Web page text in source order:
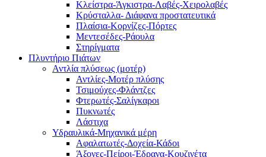
Κλείστρα-Άγκιστρα-Λαβές-Χειρολαβές
Κρύσταλλα- Διάφανα προστατευτικά
Πλαίσια-Κορνίζες-Πόρτες
Μεντεσέδες-Ράουλα
Στηρίγματα
Πλυντήριο Πιάτων
Αντλία πλύσεως (μοτέρ)
Αντλίες-Μοτέρ πλύσης
Τσιμούχες-Φλάντζες
Φτερωτές-Σαλίγκαροι
Πυκνωτές
Λάστιχα
Υδραυλικά-Mηχανικά μέρη
Αφαλατωτές-Δοχεία-Κάδοι
Άξονες-Πείροι-Έδρανα-Κουζινέτα